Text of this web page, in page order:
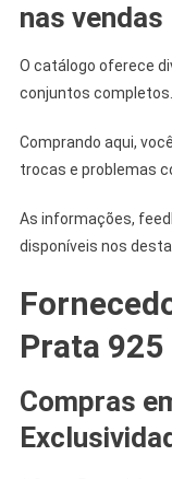
nas vendas
O catálogo oferece
conjuntos completos.
Comprando aqui,
trocas e problemas
As informações,
disponíveis nos
Prata
Compras